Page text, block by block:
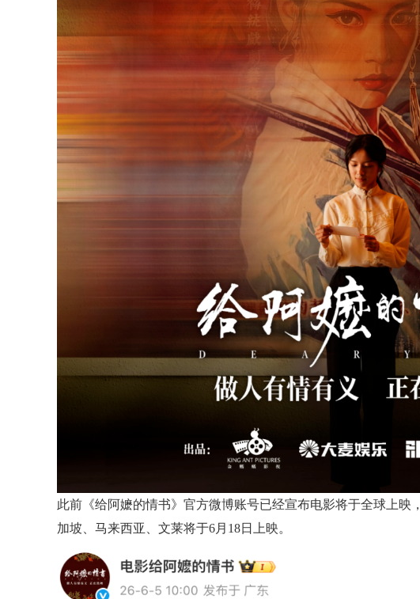
此前《给阿嬷的情书》官方微博账号已经宣布电影将于全球上映
加坡、马来西亚、文莱将于6月18日上映。